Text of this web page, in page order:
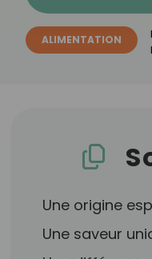
ALIMENTATION
Une origine
Une saveur